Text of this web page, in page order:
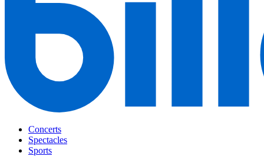
Concerts
Spectacles
Sports